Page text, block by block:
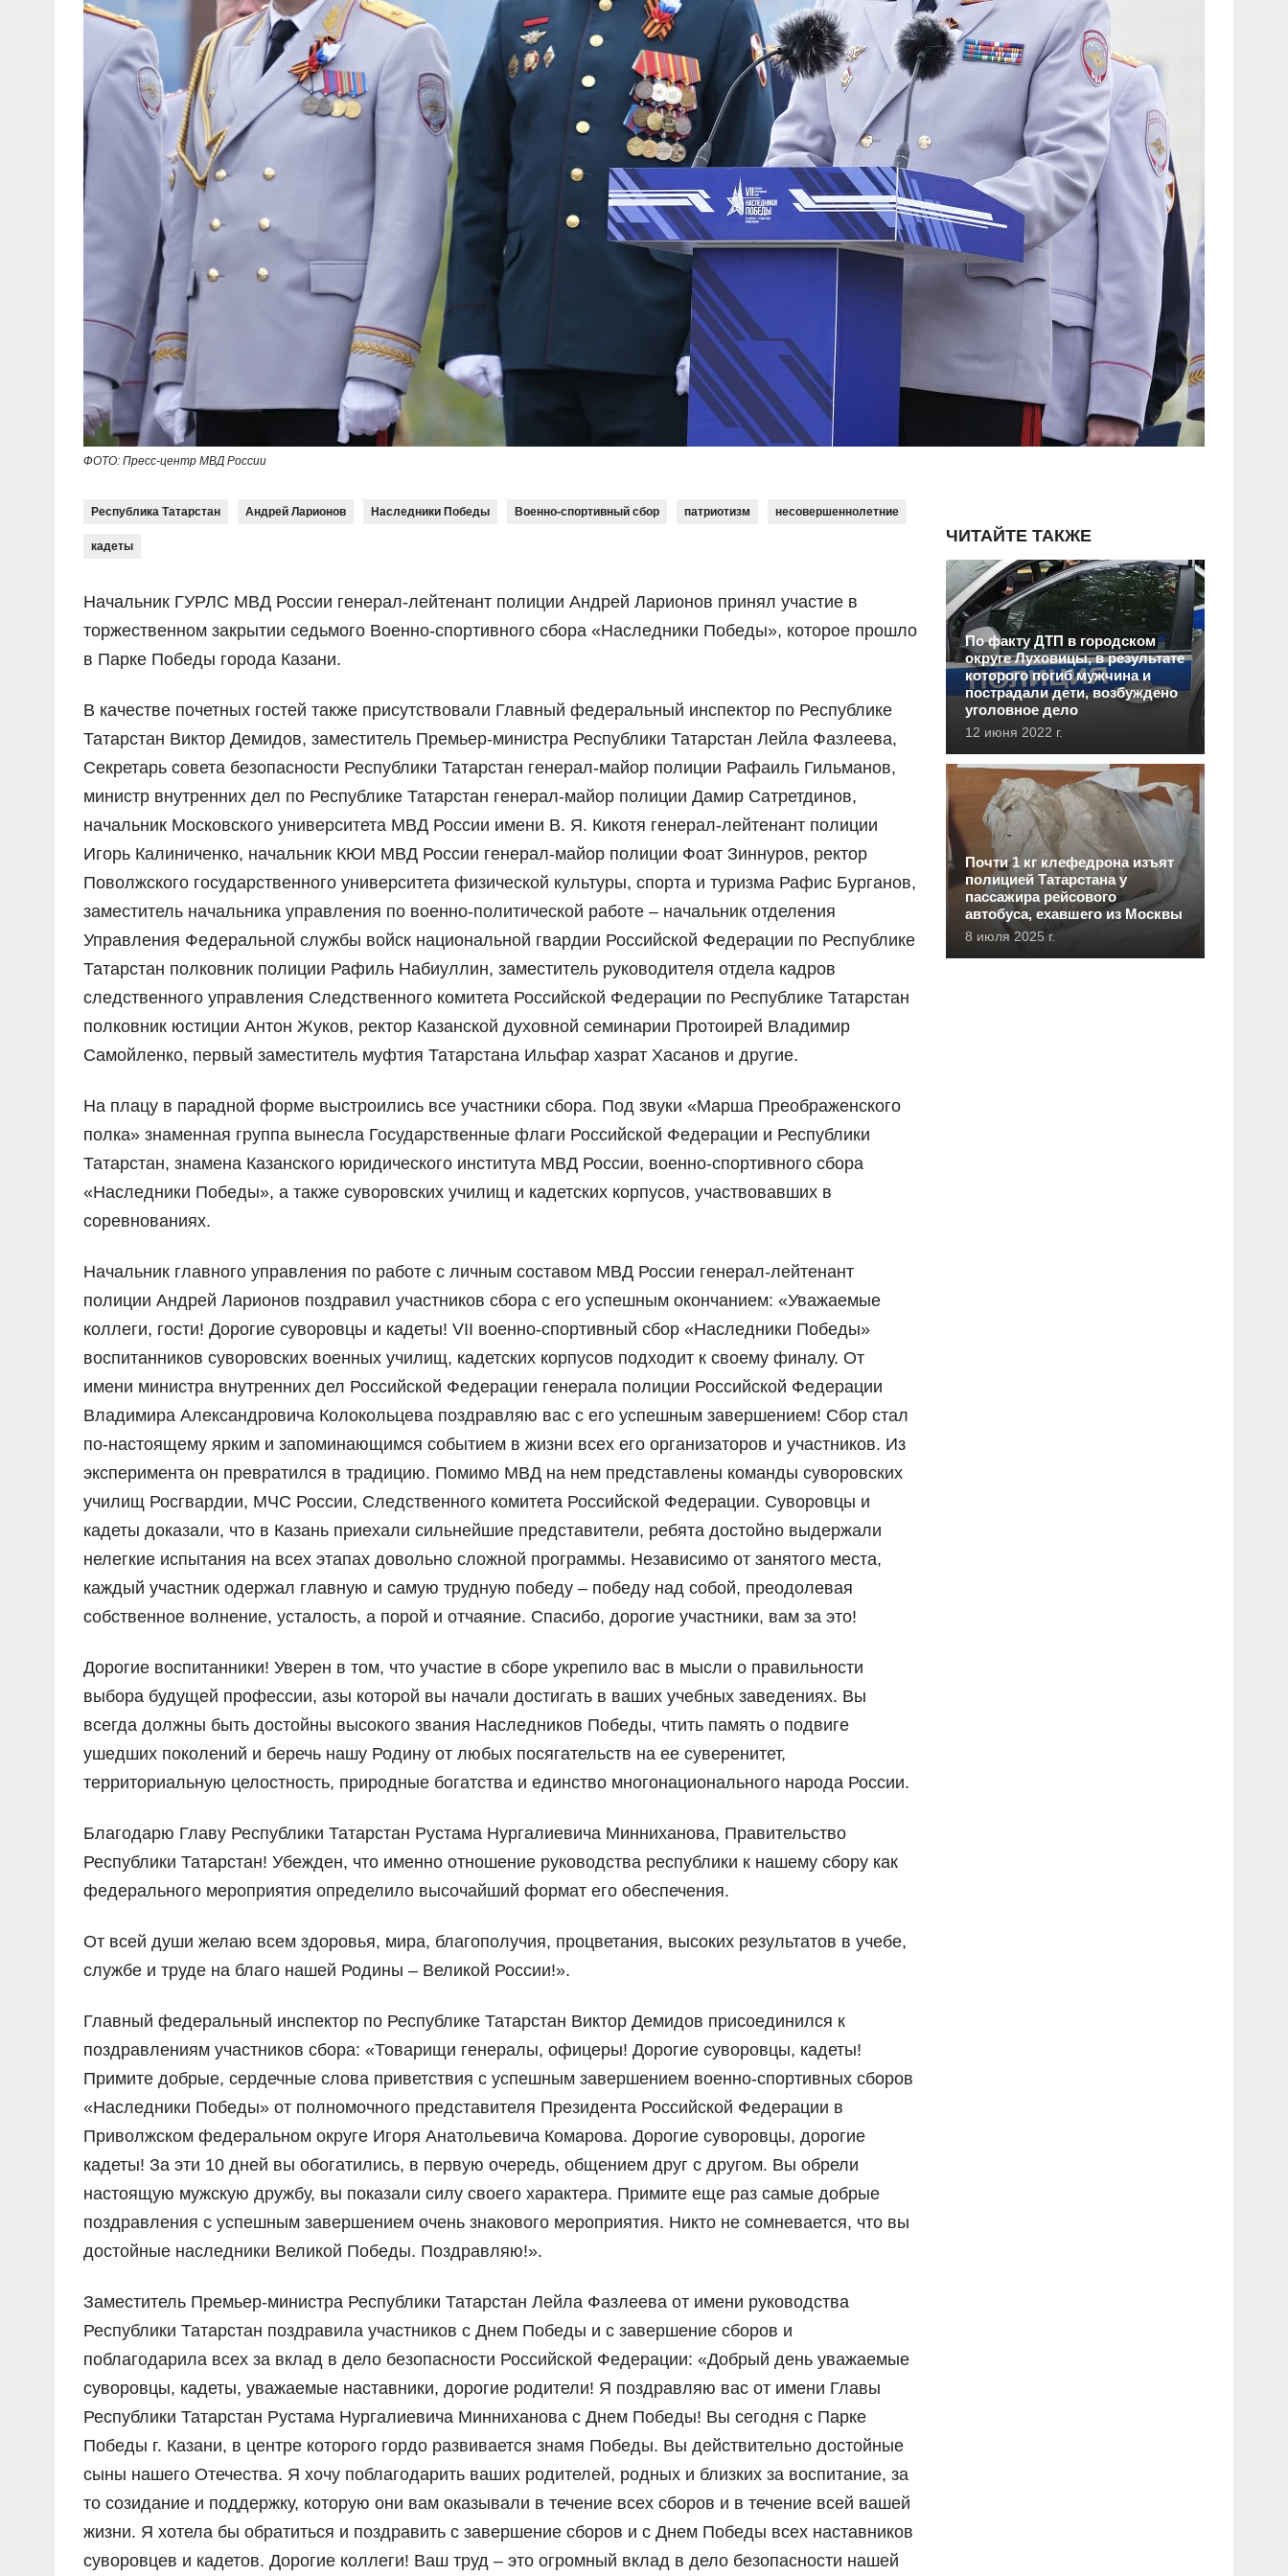
ФОТО: Пресс-центр МВД России
Республика Татарстан Андрей Ларионов Наследники Победы Военно-спортивный сбор патриотизм несовершеннолетние
кадеты
Начальник ГУРЛС МВД России генерал-лейтенант полиции Андрей Ларионов принял участие в
торжественном закрытии седьмого Военно-спортивного сбора «Наследники Победы», которое прошло
в Парке Победы города Казани.
В качестве почетных гостей также присутствовали Главный федеральный инспектор по Республике
Татарстан Виктор Демидов, заместитель Премьер-министра Республики Татарстан Лейла Фазлеева,
Секретарь совета безопасности Республики Татарстан генерал-майор полиции Рафаиль Гильманов,
министр внутренних дел по Республике Татарстан генерал-майор полиции Дамир Сатретдинов,
начальник Московского университета МВД России имени В. Я. Кикотя генерал-лейтенант полиции
Игорь Калиниченко, начальник КЮИ МВД России генерал-майор полиции Фоат Зиннуров, ректор
Поволжского государственного университета физической культуры, спорта и туризма Рафис Бурганов,
заместитель начальника управления по военно-политической работе – начальник отделения
Управления Федеральной службы войск национальной гвардии Российской Федерации по Республике
Татарстан полковник полиции Рафиль Набиуллин, заместитель руководителя отдела кадров
следственного управления Следственного комитета Российской Федерации по Республике Татарстан
полковник юстиции Антон Жуков, ректор Казанской духовной семинарии Протоирей Владимир
Самойленко, первый заместитель муфтия Татарстана Ильфар хазрат Хасанов и другие.
На плацу в парадной форме выстроились все участники сбора. Под звуки «Марша Преображенского
полка» знаменная группа вынесла Государственные флаги Российской Федерации и Республики
Татарстан, знамена Казанского юридического института МВД России, военно-спортивного сбора
«Наследники Победы», а также суворовских училищ и кадетских корпусов, участвовавших в
соревнованиях.
Начальник главного управления по работе с личным составом МВД России генерал-лейтенант
полиции Андрей Ларионов поздравил участников сбора с его успешным окончанием: «Уважаемые
коллеги, гости! Дорогие суворовцы и кадеты! VII военно-спортивный сбор «Наследники Победы»
воспитанников суворовских военных училищ, кадетских корпусов подходит к своему финалу. От
имени министра внутренних дел Российской Федерации генерала полиции Российской Федерации
Владимира Александровича Колокольцева поздравляю вас с его успешным завершением! Сбор стал
по-настоящему ярким и запоминающимся событием в жизни всех его организаторов и участников. Из
эксперимента он превратился в традицию. Помимо МВД на нем представлены команды суворовских
училищ Росгвардии, МЧС России, Следственного комитета Российской Федерации. Суворовцы и
кадеты доказали, что в Казань приехали сильнейшие представители, ребята достойно выдержали
нелегкие испытания на всех этапах довольно сложной программы. Независимо от занятого места,
каждый участник одержал главную и самую трудную победу – победу над собой, преодолевая
собственное волнение, усталость, а порой и отчаяние. Спасибо, дорогие участники, вам за это!
Дорогие воспитанники! Уверен в том, что участие в сборе укрепило вас в мысли о правильности
выбора будущей профессии, азы которой вы начали достигать в ваших учебных заведениях. Вы
всегда должны быть достойны высокого звания Наследников Победы, чтить память о подвиге
ушедших поколений и беречь нашу Родину от любых посягательств на ее суверенитет,
территориальную целостность, природные богатства и единство многонационального народа России.
Благодарю Главу Республики Татарстан Рустама Нургалиевича Минниханова, Правительство
Республики Татарстан! Убежден, что именно отношение руководства республики к нашему сбору как
федерального мероприятия определило высочайший формат его обеспечения.
От всей души желаю всем здоровья, мира, благополучия, процветания, высоких результатов в учебе,
службе и труде на благо нашей Родины – Великой России!».
Главный федеральный инспектор по Республике Татарстан Виктор Демидов присоединился к
поздравлениям участников сбора: «Товарищи генералы, офицеры! Дорогие суворовцы, кадеты!
Примите добрые, сердечные слова приветствия с успешным завершением военно-спортивных сборов
«Наследники Победы» от полномочного представителя Президента Российской Федерации в
Приволжском федеральном округе Игоря Анатольевича Комарова. Дорогие суворовцы, дорогие
кадеты! За эти 10 дней вы обогатились, в первую очередь, общением друг с другом. Вы обрели
настоящую мужскую дружбу, вы показали силу своего характера. Примите еще раз самые добрые
поздравления с успешным завершением очень знакового мероприятия. Никто не сомневается, что вы
достойные наследники Великой Победы. Поздравляю!».
Заместитель Премьер-министра Республики Татарстан Лейла Фазлеева от имени руководства
Республики Татарстан поздравила участников с Днем Победы и с завершение сборов и
поблагодарила всех за вклад в дело безопасности Российской Федерации: «Добрый день уважаемые
суворовцы, кадеты, уважаемые наставники, дорогие родители! Я поздравляю вас от имени Главы
Республики Татарстан Рустама Нургалиевича Минниханова с Днем Победы! Вы сегодня с Парке
Победы г. Казани, в центре которого гордо развивается знамя Победы. Вы действительно достойные
сыны нашего Отечества. Я хочу поблагодарить ваших родителей, родных и близких за воспитание, за
то созидание и поддержку, которую они вам оказывали в течение всех сборов и в течение всей вашей
жизни. Я хотела бы обратиться и поздравить с завершение сборов и с Днем Победы всех наставников
суворовцев и кадетов. Дорогие коллеги! Ваш труд – это огромный вклад в дело безопасности нашей
ЧИТАЙТЕ ТАКЖЕ
По факту ДТП в городском
округе Луховицы, в результате
которого погиб мужчина и
пострадали дети, возбуждено
уголовное дело
12 июня 2022 г.
Почти 1 кг клефедрона изъят
полицией Татарстана у
пассажира рейсового
автобуса, ехавшего из Москвы
8 июля 2025 г.